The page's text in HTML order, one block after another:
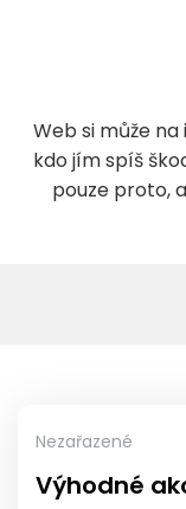
Web si může
kdo jím spíš
pouze proto,
Nezařazené
Výhodné